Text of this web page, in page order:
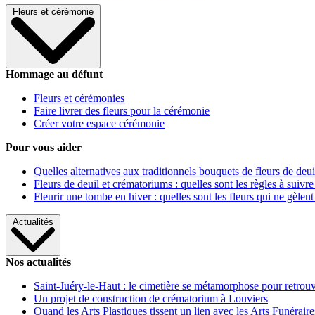
Fleurs et cérémonie
Hommage au défunt
Fleurs et cérémonies
Faire livrer des fleurs pour la cérémonie
Créer votre espace cérémonie
Pour vous aider
Quelles alternatives aux traditionnels bouquets de fleurs de
Fleurs de deuil et crématoriums : quelles sont les règles à
Fleurir une tombe en hiver : quelles sont les fleurs qui ne gèlent
Actualités
Nos actualités
Saint-Juéry-le-Haut : le cimetière se métamorphose pour
Un projet de construction de crématorium à Louviers
Quand les Arts Plastiques tissent un lien avec les Arts